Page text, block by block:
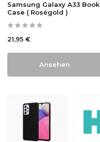
Samsung Galaxy A33 Book
Case ( Roségold )
21,95 €
Ansehen